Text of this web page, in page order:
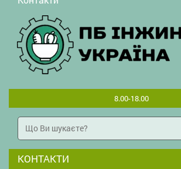
8.00-18.00
КОНТАКТИ